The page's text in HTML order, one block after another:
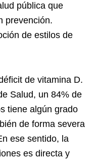
pública que
prevención.
de estilos de
de vitamina D.
Salud, un 84% de
tiene algún grado
de forma severa
ese sentido, la
es directa y